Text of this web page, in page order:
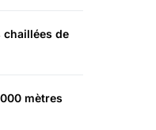
chaillées de
mètres